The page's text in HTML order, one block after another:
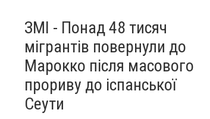
ЗМІ - Понад 48 тисяч
мігрантів повернули до
Марокко після масового
прориву до іспанської
Сеути